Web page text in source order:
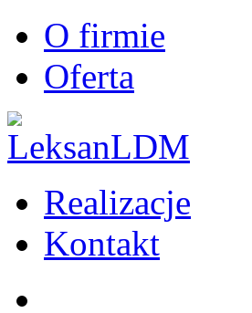
O firmie
Oferta
Realizacje
Kontakt